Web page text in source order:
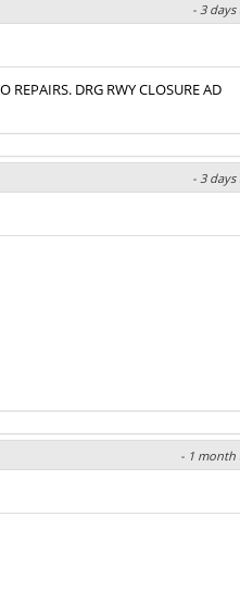
- 3 days
DRG RWY CLOSURE AD
- 3 days
- 1 month